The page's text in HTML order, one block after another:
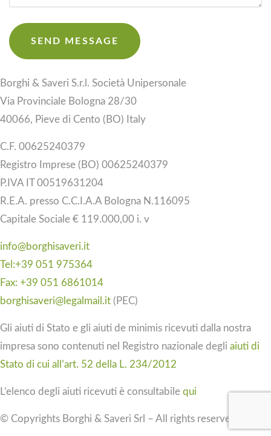
Borghi & Saveri S.r.l. Società Unipersonale
Via Provinciale Bologna 28/30
40066, Pieve di Cento (BO) Italy
C.F. 00625240379
Registro Imprese (BO) 00625240379
P.IVA IT 00519631204
R.E.A. presso C.C.I.A.A Bologna N.116095
Capitale Sociale € 119.000,00 i. v
info@borghisaveri.it
Tel:+39 051 975364
Fax: +39 051 6861014
borghisaveri@legalmail.it (PEC)
Gli aiuti di Stato e gli aiuti de minimis ricevuti dalla nostra
impresa sono contenuti nel Registro nazionale degli aiuti di
Stato di cui all’art. 52 della L. 234/2012
L’elenco degli aiuti ricevuti è consultabile qui
© Copyrights Borghi & Saveri Srl – All rights reserved